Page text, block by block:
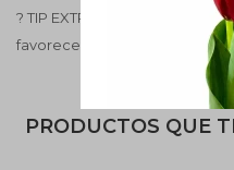
? TIP EXTRA Después de la
favorece nuevas flores.
PRODUCTOS QUE